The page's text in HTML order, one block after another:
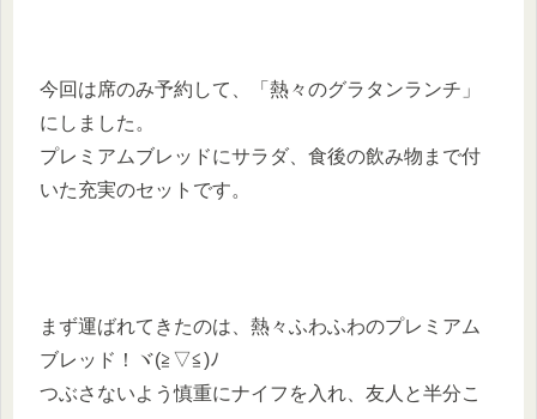
今回は席のみ予約して、「熱々のグラタンランチ」
にしました。
プレミアムブレッドにサラダ、食後の飲み物まで付
いた充実のセットです。
まず運ばれてきたのは、熱々ふわふわのプレミアム
ブレッド！ヾ(≧▽≦)ﾉ
つぶさないよう慎重にナイフを入れ、友人と半分こ